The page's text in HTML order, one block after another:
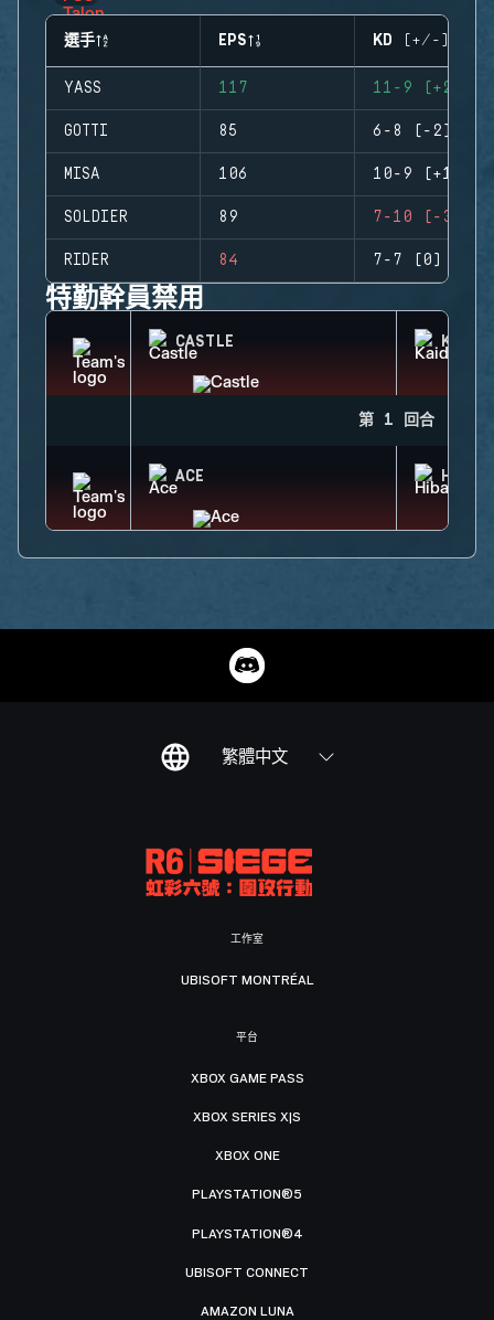
選手 EPS KD (+/-)
YASS 117 11-9 (+2)
GOTTI 85 6-8 (-2)
MISA 106 10-9 (+1)
SOLDIER 89 7-10 (-3)
RIDER 84 7-7 (0)
特勤幹員禁用
CASTLE KAID
第 1 回合
ACE
繁體中文
工作室
UBISOFT MONTRÉAL
平台
XBOX GAME PASS
XBOX SERIES X|S
XBOX ONE
PLAYSTATION®5
PLAYSTATION®4
UBISOFT CONNECT
AMAZON LUNA